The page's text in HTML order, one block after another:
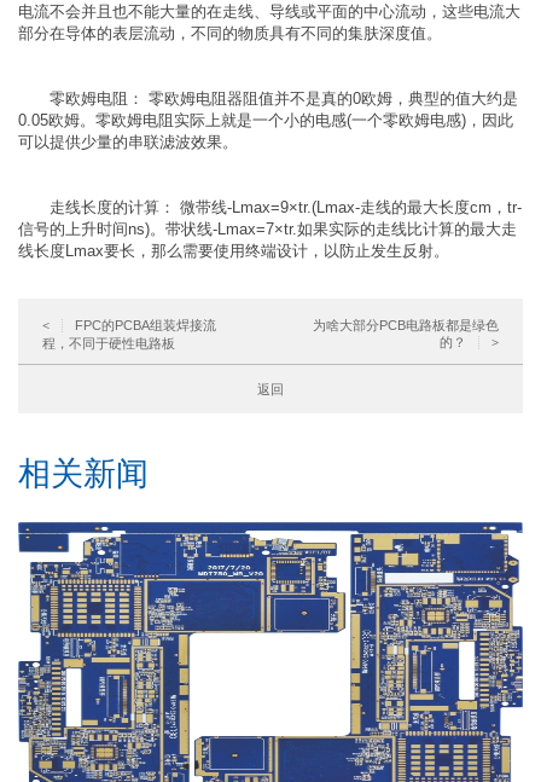
电流不会并且也不能大量的在走线、导线或平面的中心流动，这些电流大
部分在导体的表层流动，不同的物质具有不同的集肤深度值。
零欧姆电阻： 零欧姆电阻器阻值并不是真的0欧姆，典型的值大约是
0.05欧姆。零欧姆电阻实际上就是一个小的电感(一个零欧姆电感)，因此
可以提供少量的串联滤波效果。
走线长度的计算： 微带线-Lmax=9×tr.(Lmax-走线的最大长度cm，tr-
信号的上升时间ns)。带状线-Lmax=7×tr.如果实际的走线比计算的最大走
线长度Lmax要长，那么需要使用终端设计，以防止发生反射。
<
FPC的PCBA组装焊接流
程，不同于硬性电路板
为啥大部分PCB电路板都是绿色
的？
>
返回
相关新闻